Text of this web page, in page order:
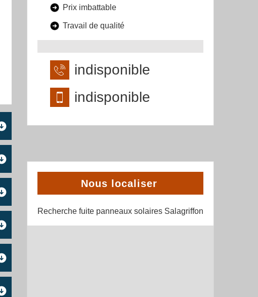
Prix imbattable
Travail de qualité
indisponible
indisponible
Nous localiser
Recherche fuite panneaux solaires Salagriffon